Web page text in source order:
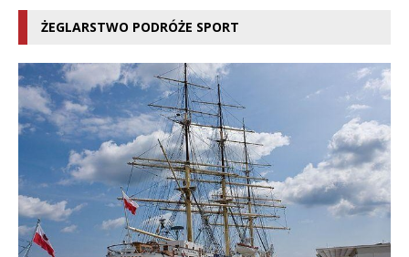
ŻEGLARSTWO PODRÓŻE SPORT